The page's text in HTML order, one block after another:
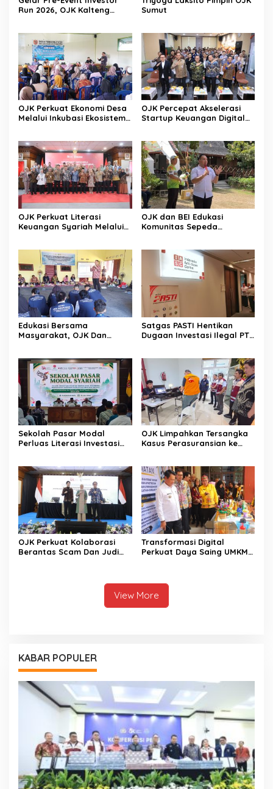
Run 2026, OJK Kalteng
Sumut
OJK Perkuat Ekonomi Desa
Melalui Inkubasi Ekosistem
OJK Percepat Akselerasi
Startup Keuangan Digital
OJK Perkuat Literasi
Keuangan Syariah Melalui
OJK dan BEI Edukasi
Komunitas Sepeda
Edukasi Bersama
Masyarakat, OJK Dan
Satgas PASTI Hentikan
Dugaan Investasi Ilegal PT
Sekolah Pasar Modal
Perluas Literasi Investasi
OJK Limpahkan Tersangka
Kasus Perasuransian ke
OJK Perkuat Kolaborasi
Berantas Scam Dan Judi
Transformasi Digital
Perkuat Daya Saing UMKM
View More
KABAR POPULER